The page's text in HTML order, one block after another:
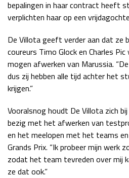
Race
GP QATAR 2026
Kwalificatie
Race
Race
bepalingen in haar contract heeft
verplichten haar op een
De Villota geeft verder aan dat ze
coureurs Timo Glock en Charles
mogen afwerken van Marussia.
dus zij hebben alle tijd achter het
krijgen.”
Vooralsnog houdt De Villota zich
bezig met het afwerken van
en het meelopen met het teams
Grands Prix. “Ik probeer mijn werk
zodat het team tevreden over mij
ze dat ook.”